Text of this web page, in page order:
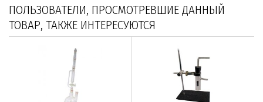
ПОЛЬЗОВАТЕЛИ, ПРОСМОТРЕВШИЕ ДАННЫЙ
ТОВАР, ТАКЖЕ ИНТЕРЕСУЮТСЯ